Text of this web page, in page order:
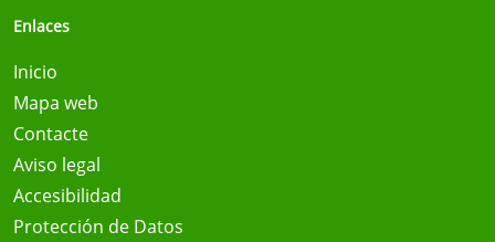
Enlaces
Inicio
Mapa web
Contacte
Aviso legal
Accesibilidad
Protección de Datos